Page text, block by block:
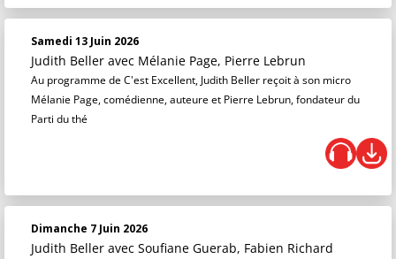
Samedi 13 Juin 2026
Judith Beller avec Mélanie Page, Pierre Lebrun
Au programme de C'est Excellent, Judith Beller reçoit à son micro
Mélanie Page, comédienne, auteure et Pierre Lebrun, fondateur du
Parti du thé
Dimanche 7 Juin 2026
Judith Beller avec Soufiane Guerab, Fabien Richard